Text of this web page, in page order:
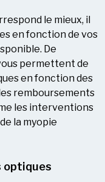
le mieux, il
en fonction de vos
De
permettent de
en fonction des
remboursements
les interventions
la myopie​
optiques